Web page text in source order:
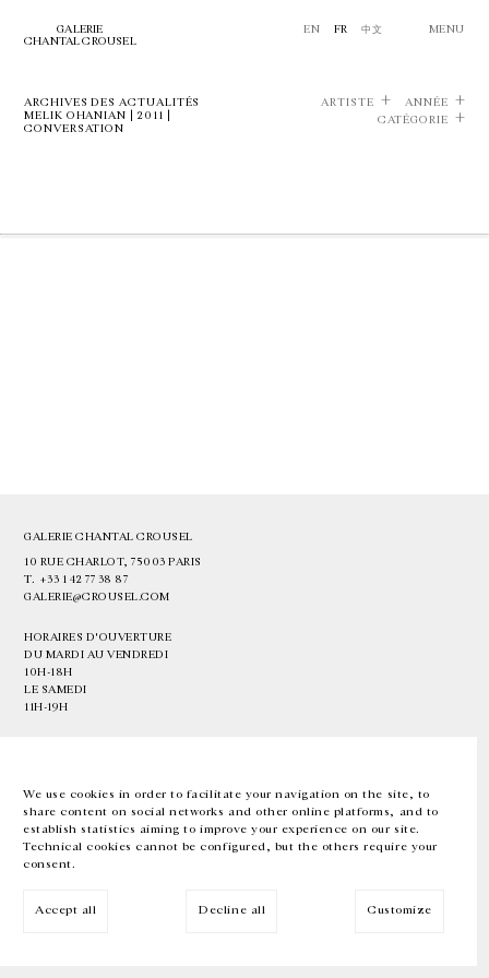
We use cookies in order to facilitate your navigation on the site, to
share content on social networks and other online platforms, and to
establish statistics aiming to improve your experience on our site.
Technical cookies cannot be configured, but the others require your
consent.
Accept all Decline all Customize
GALERIE
CHANTAL CROUSEL
EN FR 中文 MENU
ARCHIVES DES ACTUALITÉS
MELIK OHANIAN | 2011 |
CONVERSATION
ARTISTE
ANNÉE
CATÉGORIE
GALERIE CHANTAL CROUSEL
10 RUE CHARLOT, 75003 PARIS
T. +33 1 42 77 38 87
GALERIE@CROUSEL.COM
HORAIRES D'OUVERTURE
DU MARDI AU VENDREDI
10H-18H
LE SAMEDI
11H-19H
EN FR 中文 Facebook Instagram
Inscrivez-vous à notre newsletter